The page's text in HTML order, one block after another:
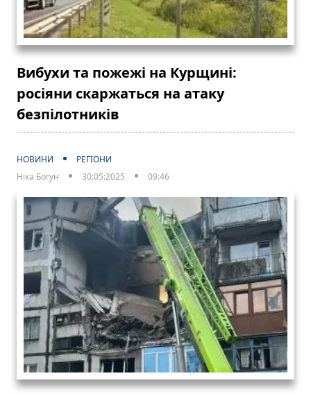
Вибухи та пожежі на Курщині:
росіяни скаржаться на атаку
безпілотників
НОВИНИ
РЕГІОНИ
Ніка Богун
30:05:2025 09:46